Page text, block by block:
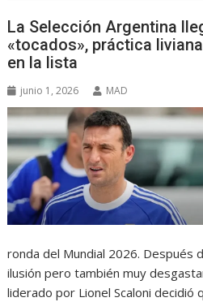
La Selección Argentina
«tocados», práctica
en la lista
junio 1, 2026 MAD
ronda del Mundial 2026. Después
ilusión pero también muy
liderado por Lionel Scaloni decidió